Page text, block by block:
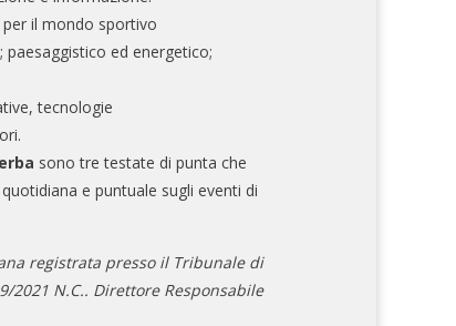
il mondo sportivo
ed energetico;
tecnologie
sono tre testate di punta che
e puntuale sugli eventi di
registrata presso il Tribunale di
2021 N.C.. Direttore Responsabile